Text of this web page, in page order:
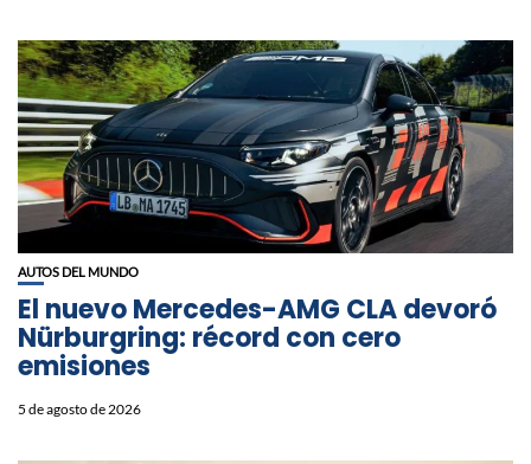
AUTOS DEL MUNDO
El nuevo Mercedes-AMG CLA devoró
Nürburgring: récord con cero
emisiones
5 de agosto de 2026